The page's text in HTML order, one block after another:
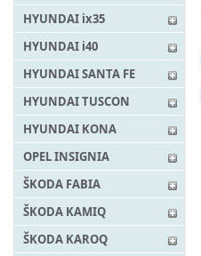
HYUNDAI ix35
HYUNDAI i40
HYUNDAI SANTA FE
HYUNDAI TUSCON
HYUNDAI KONA
OPEL INSIGNIA
ŠKODA FABIA
ŠKODA KAMIQ
ŠKODA KAROQ